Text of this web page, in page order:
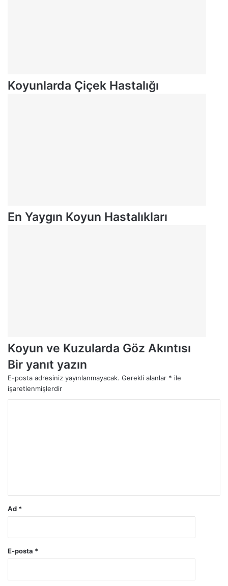
Koyunlarda Çiçek Hastalığı
En Yaygın Koyun Hastalıkları
Koyun ve Kuzularda Göz Akıntısı
Bir yanıt yazın
E-posta adresiniz yayınlanmayacak. Gerekli alanlar * ile
işaretlenmişlerdir
Ad *
E-posta *